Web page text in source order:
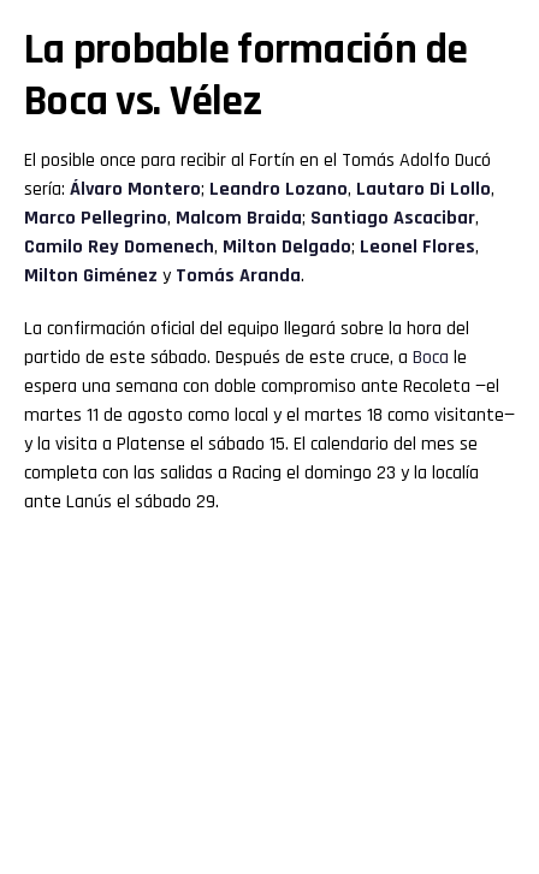
La probable formación de
Boca vs. Vélez
El posible once para recibir al Fortín en el Tomás Adolfo Ducó
sería: Álvaro Montero; Leandro Lozano, Lautaro Di Lollo,
Marco Pellegrino, Malcom Braida; Santiago Ascacibar,
Camilo Rey Domenech, Milton Delgado; Leonel Flores,
Milton Giménez y Tomás Aranda.
La confirmación oficial del equipo llegará sobre la hora del
partido de este sábado. Después de este cruce, a Boca le
espera una semana con doble compromiso ante Recoleta —el
martes 11 de agosto como local y el martes 18 como visitante—
y la visita a Platense el sábado 15. El calendario del mes se
completa con las salidas a Racing el domingo 23 y la localía
ante Lanús el sábado 29.